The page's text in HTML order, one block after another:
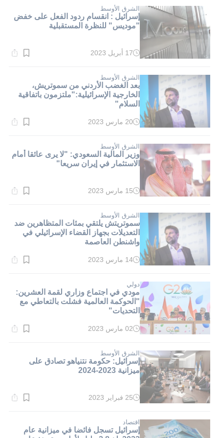
دقيقة.
الشرق الأوسط
إسرائيل : انقسام ردود الفعل على خفض
"موديس" للنظرة المستقبلية
وقت
دقيقة.
17 أبريل 2023
الشرق الأوسط
بعد الغضب الأردني من سموتريش،
الخارجية الإسرائيلية:"ملتزمون باتفاقية
السلام"
وقت
دقيقة.
20 مارس 2023
الشرق الأوسط
وزير المالية السعودي: "لا يرى عائقا أمام
الاستثمار في إيران سريعا"
وقت
دقيقة.
15 مارس 2023
الشرق الأوسط
سموتريتش يلتقي بمئات المتظاهرين ضد
التعديلات بجهاز القضاء الإسرائيلي في
واشنطن العاصمة
وقت
دقيقة.
14 مارس 2023
دولي
مودي في اجتماع وزاري لقمة العشرين:
"الحوكمة العالمية فشلت بالتعاطي مع
التحديات"
وقت
دقيقة.
02 مارس 2023
الشرق الأوسط
إسرائيل: حكومة نتنياهو تصادق على
ميزانية 2023-2024
وقت
دقيقة.
25 فبراير 2023
اقتصاد
إسرائيل تسجل فائضا في ميزانية عام